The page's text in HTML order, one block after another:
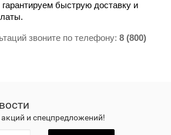
быструю доставку и
звоните по телефону: 8 (800)
и спецпредложений!